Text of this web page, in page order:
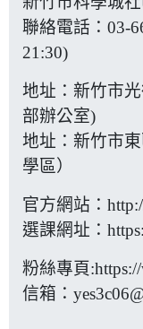
聯絡電話：03-
21:30)
地址：新竹市
部辦公室)
地址：新竹市
學區）
官方網站：
選課網址：
粉絲專頁:
信箱：